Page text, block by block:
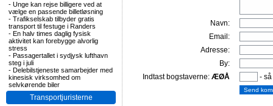
- Unge kan rejse billigere ved at
vælge en passende billetløsning
- Trafikselskab tilbyder gratis
transport til festuge i Randers
- En halv times daglig fysisk
aktivitet kan forebygge alvorlig
stress
- Passagertallet i sydjysk lufthavn
steg i juli
- Delebilstjeneste samarbejder med
kinesisk virksomhed om
selvkørende biler
Transportjuristerne
Navn:
Email:
Adresse:
By:
Indtast bogstaverne: ÆØÅ -